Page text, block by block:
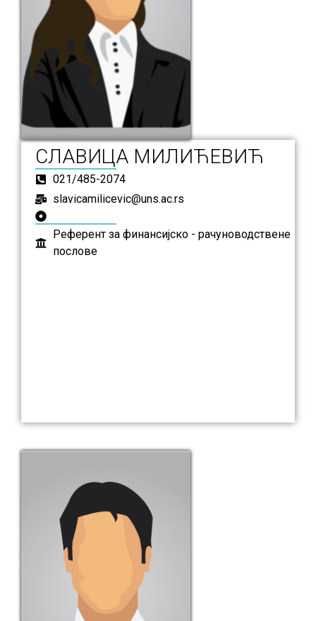
СЛАВИЦА МИЛИЋЕВИЋ
021/485-2074
slavicamilicevic@uns.ac.rs
Референт за финансијско - рачуноводствене
послове